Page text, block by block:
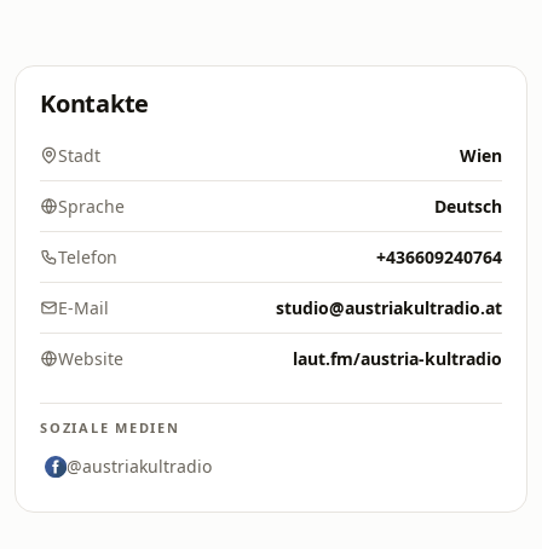
Kontakte
Stadt Wien
Sprache Deutsch
Telefon +436609240764
E-Mail studio@austriakultradio.at
Website laut.fm/austria-kultradio
SOZIALE MEDIEN
@austriakultradio